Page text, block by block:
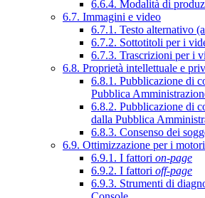
6.6.4. Modalità di
6.7. Immagini e video
6.7.1. Testo alternativo
6.7.2. Sottotitoli per i
6.7.3. Trascrizioni per i
6.8. Proprietà intellettuale e
6.8.1. Pubblicazione di
Pubblica
6.8.2. Pubblicazione di
dalla Pubblica
6.8.3. Consenso dei
6.9. Ottimizzazione per i
6.9.1. I fattori on-page
6.9.2. I fattori off-page
6.9.3. Strumenti di